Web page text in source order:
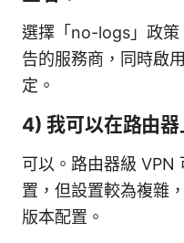
選擇「no-logs」政策
告的服務商，同時啟
定。
4) 我可以在路由
可以。路由器級 VPN
置，但設置較為複雜
版本配置。